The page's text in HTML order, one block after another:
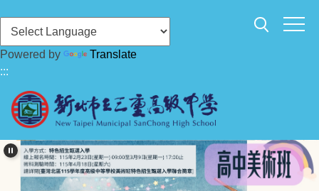
到
主
要
內
容
區
Powered by
Translate
:::